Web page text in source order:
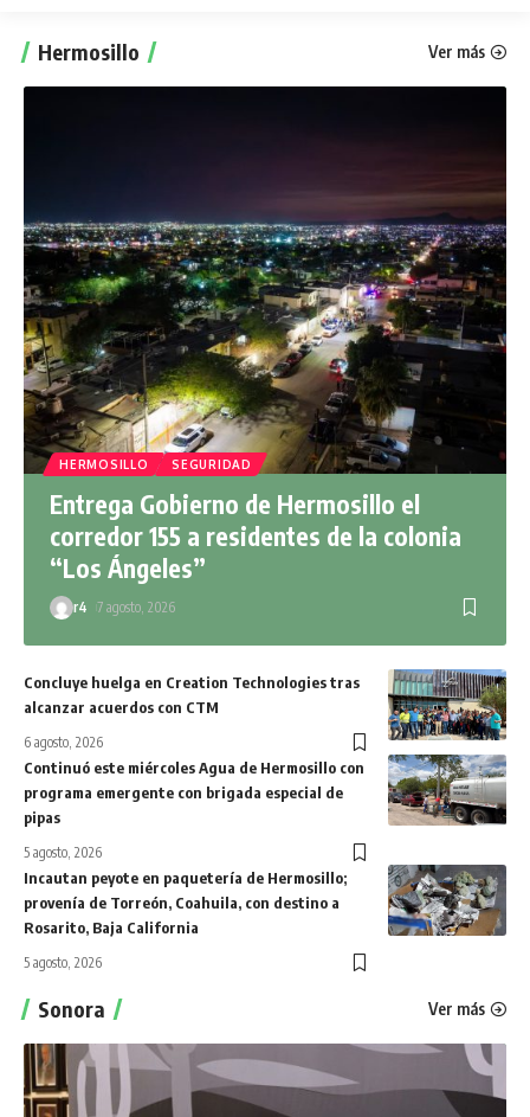
Hermosillo Ver más
HERMOSILLO SEGURIDAD
Entrega Gobierno de Hermosillo el
corredor 155 a residentes de la colonia
“Los Ángeles”
r4 7 agosto, 2026
Concluye huelga en Creation Technologies tras
alcanzar acuerdos con CTM
6 agosto, 2026
Continuó este miércoles Agua de Hermosillo con
programa emergente con brigada especial de
pipas
5 agosto, 2026
Incautan peyote en paquetería de Hermosillo;
provenía de Torreón, Coahuila, con destino a
Rosarito, Baja California
5 agosto, 2026
Sonora Ver más